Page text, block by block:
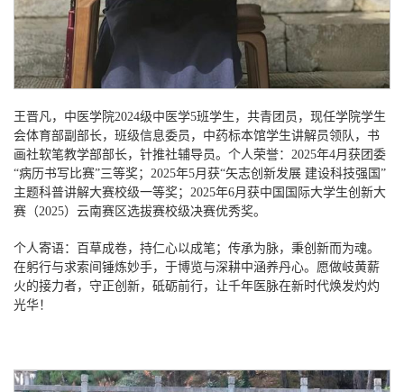
王晋凡，中医学院2024级中医学5班学生，共青团员，现任学院学生
会体育部副部长，班级信息委员，中药标本馆学生讲解员领队，书
画社软笔教学部部长，针推社辅导员。个人荣誉：2025年4月获团委
“病历书写比赛”三等奖；2025年5月获“矢志创新发展 建设科技强国”
主题科普讲解大赛校级一等奖； 2025年6月获中国国际大学生创新大
赛（2025）云南赛区选拔赛校级决赛优秀奖。
个人寄语：百草成卷，持仁心以成笔；传承为脉，秉创新而为魂。
在躬行与求索间锤炼妙手，于博览与深耕中涵养丹心。愿做岐黄薪
火的接力者，守正创新，砥砺前行，让千年医脉在新时代焕发灼灼
光华！